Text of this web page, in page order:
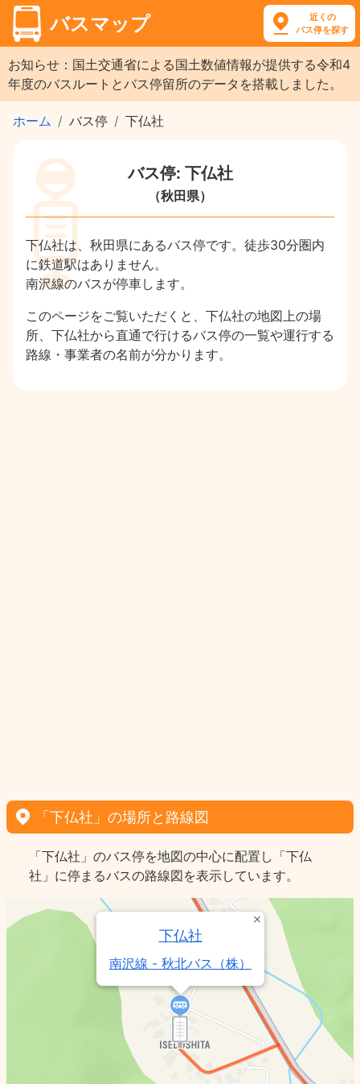
バスマップ
近くの
バス停を探す
お知らせ：国土交通省による国土数値情報が提供する令和4
年度のバスルートとバス停留所のデータを搭載しました。
ホーム バス停 下仏社
バス停: 下仏社
（秋田県）
下仏社は、秋田県にあるバス停です。徒歩30分圏内
に鉄道駅はありません。
南沢線のバスが停車します。
このページをご覧いただくと、下仏社の地図上の場
所、下仏社から直通で行けるバス停の一覧や運行する
路線・事業者の名前が分かります。
「下仏社」の場所と路線図
「下仏社」のバス停を地図の中心に配置し「下仏
社」に停まるバスの路線図を表示しています。
下仏社
南沢線 - 秋北バス（株）